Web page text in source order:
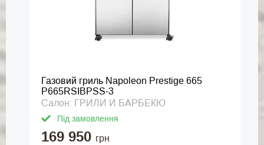
Газовий гриль Napoleon Prestige 665
P665RSIBPSS-3
Салон: ГРИЛИ И БАРБЕКЮ
Під замовлення
169 950 грн